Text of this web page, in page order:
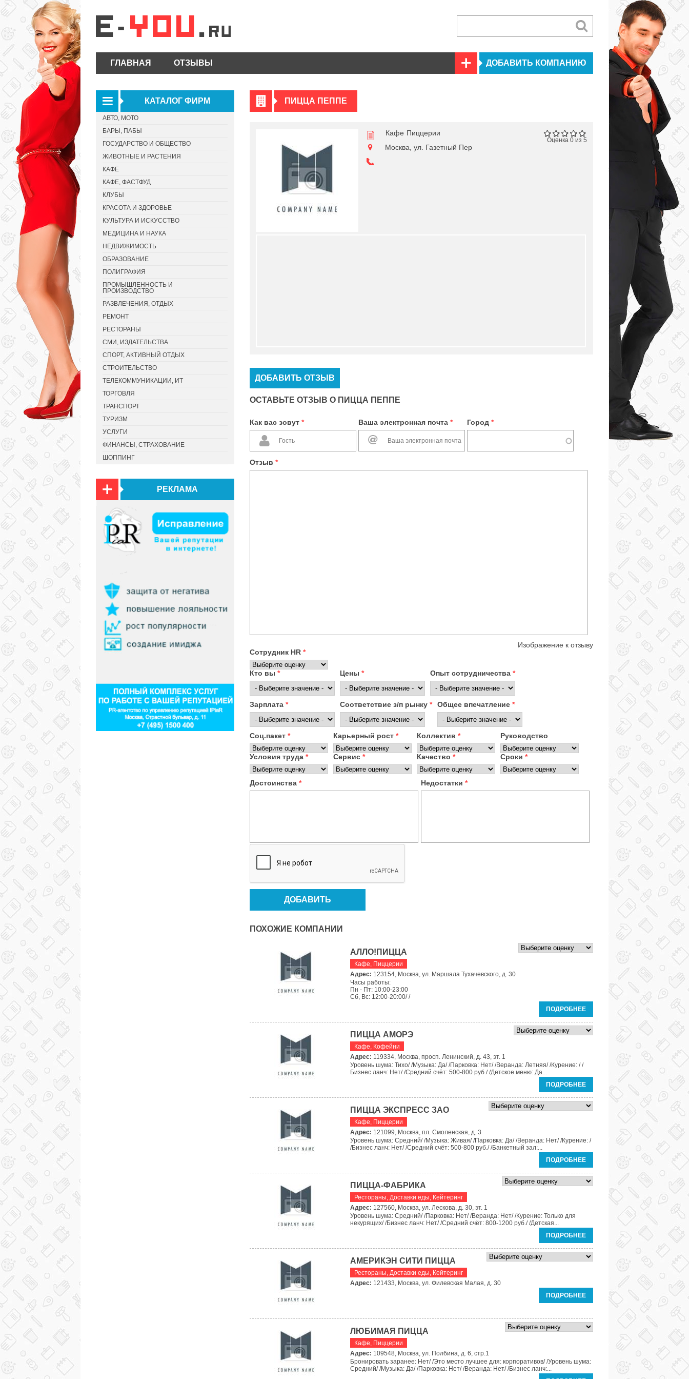
ГЛАВНАЯ ОТЗЫВЫ ДОБАВИТЬ КОМПАНИЮ
ПИЦЦА ПЕППЕ
Оценка 0 из 5
Кафе Пиццерии
Москва, ул. Газетный Пер
ДОБАВИТЬ ОТЗЫВ
ОСТАВЬТЕ ОТЗЫВ О ПИЦЦА ПЕППЕ
Как вас зовут * Ваша электронная почта * Город *
Отзыв *
Изображение к отзыву
Сотрудник HR *
Кто вы * Цены * Опыт сотрудничества *
Зарплата * Соответствие з/п рынку * Общее впечатление *
Соц.пакет * Карьерный рост * Коллектив * Руководство
Условия труда * Сервис * Качество * Сроки *
Достоинства * Недостатки *
ПОХОЖИЕ КОМПАНИИ
АЛЛО!ПИЦЦА
Кафе, Пиццерии
Адрес: 123154, Москва, ул. Маршала Тухачевского, д. 30
Часы работы:
Пн - Пт: 10:00-23:00
Сб, Вс: 12:00-20:00/ /
ПОДРОБНЕЕ
ПИЦЦА АМОРЭ
Кафе, Кофейни
Адрес: 119334, Москва, просп. Ленинский, д. 43, эт. 1
Уровень шума: Тихо/ /Музыка: Да/ /Парковка: Нет/ /Веранда: Летняя/ /Курение: / /
Бизнес ланч: Нет/ /Средний счёт: 500-800 руб./ /Детское меню: Да...
ПОДРОБНЕЕ
ПИЦЦА ЭКСПРЕСС ЗАО
Кафе, Пиццерии
Адрес: 121099, Москва, пл. Смоленская, д. 3
Уровень шума: Средний/ /Музыка: Живая/ /Парковка: Да/ /Веранда: Нет/ /Курение: /
/Бизнес ланч: Нет/ /Средний счёт: 500-800 руб./ /Банкетный зал:...
ПОДРОБНЕЕ
ПИЦЦА-ФАБРИКА
Рестораны, Доставки еды, Кейтеринг
Адрес: 127560, Москва, ул. Лескова, д. 30, эт. 1
Уровень шума: Средний/ /Парковка: Нет/ /Веранда: Нет/ /Курение: Только для
некурящих/ /Бизнес ланч: Нет/ /Средний счёт: 800-1200 руб./ /Детская...
ПОДРОБНЕЕ
АМЕРИКЭН СИТИ ПИЦЦА
Рестораны, Доставки еды, Кейтеринг
Адрес: 121433, Москва, ул. Филевская Малая, д. 30
ПОДРОБНЕЕ
ЛЮБИМАЯ ПИЦЦА
Кафе, Пиццерии
Адрес: 109548, Москва, ул. Полбина, д. 6, стр.1
Бронировать заранее: Нет/ /Это место лучшее для: корпоративов/ /Уровень шума:
Средний/ /Музыка: Да/ /Парковка: Нет/ /Веранда: Нет/ /Бизнес ланч:...
КАТАЛОГ ФИРМ
АВТО, МОТО
БАРЫ, ПАБЫ
ГОСУДАРСТВО И ОБЩЕСТВО
ЖИВОТНЫЕ И РАСТЕНИЯ
КАФЕ
КАФЕ, ФАСТФУД
КЛУБЫ
КРАСОТА И ЗДОРОВЬЕ
КУЛЬТУРА И ИСКУССТВО
МЕДИЦИНА И НАУКА
НЕДВИЖИМОСТЬ
ОБРАЗОВАНИЕ
ПОЛИГРАФИЯ
ПРОМЫШЛЕННОСТЬ И
ПРОИЗВОДСТВО
РАЗВЛЕЧЕНИЯ, ОТДЫХ
РЕМОНТ
РЕСТОРАНЫ
СМИ, ИЗДАТЕЛЬСТВА
СПОРТ, АКТИВНЫЙ ОТДЫХ
СТРОИТЕЛЬСТВО
ТЕЛЕКОММУНИКАЦИИ, ИТ
ТОРГОВЛЯ
ТРАНСПОРТ
ТУРИЗМ
УСЛУГИ
ФИНАНСЫ, СТРАХОВАНИЕ
ШОППИНГ
РЕКЛАМА